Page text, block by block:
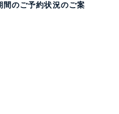
間のご予約状況のご案